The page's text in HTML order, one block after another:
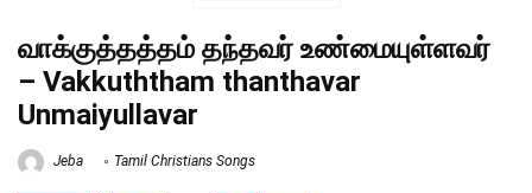
வாக்குத்தத்தம் தந்தவர் உண்மையுள்ளவர்
– Vakkuththam thanthavar
Unmaiyullavar
Jeba Tamil Christians Songs